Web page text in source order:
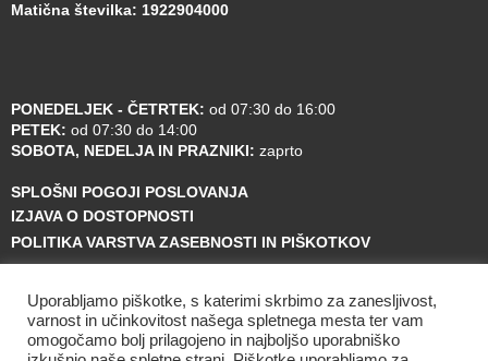
Matična številka: 1922904000
PONEDELJEK - ČETRTEK: od 07:30 do 16:00
PETEK: od 07:30 do 14:00
SOBOTA, NEDELJA IN PRAZNIKI: zaprto
SPLOŠNI POGOJI POSLOVANJA
IZJAVA O DOSTOPNOSTI
POLITIKA VARSTVA ZASEBNOSTI IN PIŠKOTKOV
Uporabljamo piškotke, s katerimi skrbimo za zanesljivost,
varnost in učinkovitost našega spletnega mesta ter vam
omogočamo bolj prilagojeno in najboljšo uporabniško